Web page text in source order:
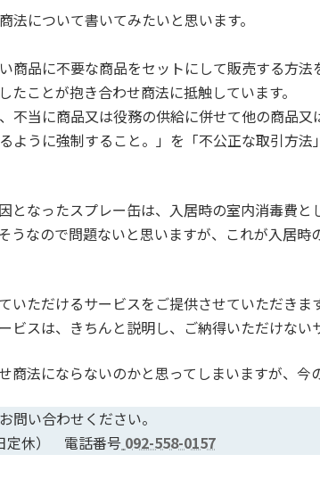
について書いてみたいと思います。
商品に不要な商品をセットにして販売する方
ことが抱き合わせ商法に抵触しています。
不当に商品又は役務の供給に併せて他の商品
ように強制すること。」を「不公正な取引方
となったスプレー缶は、入居時の室内消毒費
うなので問題ないと思いますが、これが入居
ただけるサービスをご提供させていただきます
ビスは、きちんと説明し、ご納得いただけない
商法にならないのかと思ってしまいますが、今
問い合わせください。
定休） 電話番号 092-558-0157